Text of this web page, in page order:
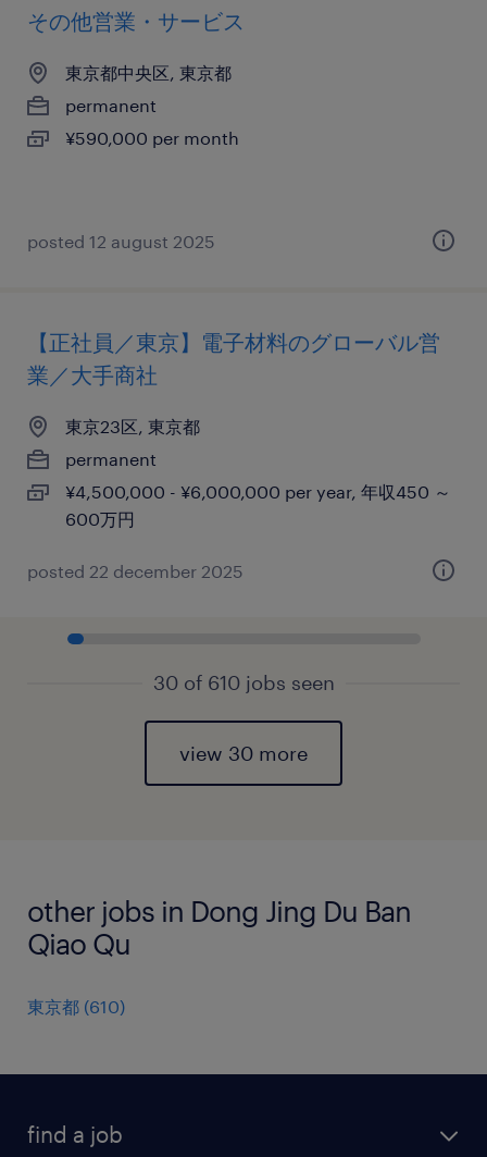
その他営業・サービス
東京都中央区, 東京都
permanent
¥590,000 per month
posted 12 august 2025
【正社員／東京】電子材料のグローバル営
業／大手商社
東京23区, 東京都
permanent
¥4,500,000 - ¥6,000,000 per year, 年収450 ～
600万円
posted 22 december 2025
30 of 610 jobs seen
view 30 more
other jobs in Dong Jing Du Ban
Qiao Qu
東京都 (610)
find a job